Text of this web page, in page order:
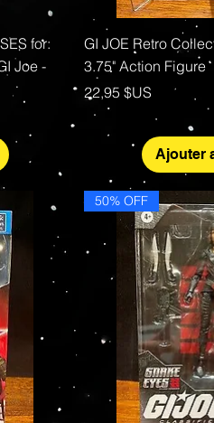
for:
Joe -
GI JOE Retro
3.75" Action Figure
Prix
22,95 $US
Ajouter
50% OFF